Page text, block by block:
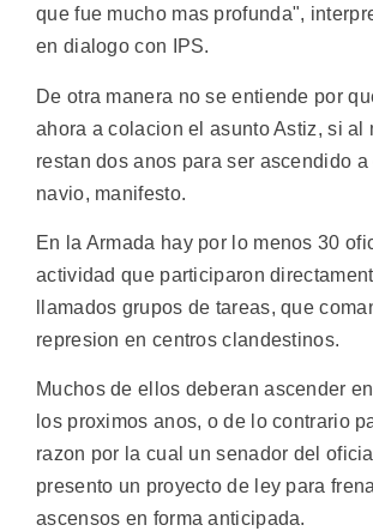
que fue mucho mas profunda",
en dialogo con IPS.
De otra manera no se entiende por
ahora a colacion el asunto Astiz, si al
restan dos anos para ser ascendido
navio, manifesto.
En la Armada hay por lo menos 30
actividad que participaron
llamados grupos de tareas, que
represion en centros clandestinos.
Muchos de ellos deberan ascender
los proximos anos, o de lo contrario
razon por la cual un senador del
presento un proyecto de ley para
ascensos en forma anticipada.